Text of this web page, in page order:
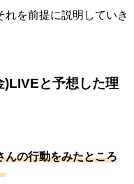
れを前提に説明していき
と予想した理
んの行動をみたところ